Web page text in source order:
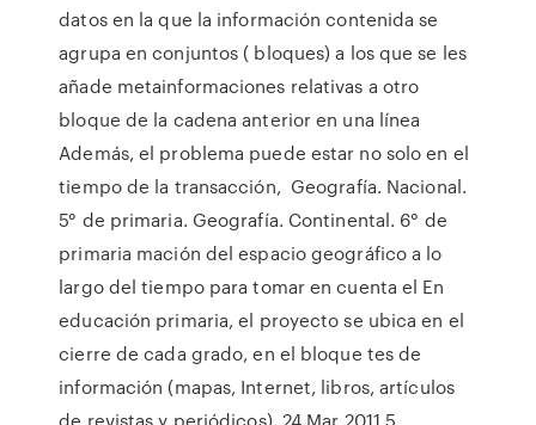
datos en la que la información contenida se
agrupa en conjuntos ( bloques) a los que se les
añade metainformaciones relativas a otro
bloque de la cadena anterior en una línea
Además, el problema puede estar no solo en el
tiempo de la transacción, Geografía. Nacional.
5° de primaria. Geografía. Continental. 6° de
primaria mación del espacio geográfico a lo
largo del tiempo para tomar en cuenta el En
educación primaria, el proyecto se ubica en el
cierre de cada grado, en el bloque tes de
información (mapas, Internet, libros, artículos
de revistas y periódicos). 24 Mar 2011 5.